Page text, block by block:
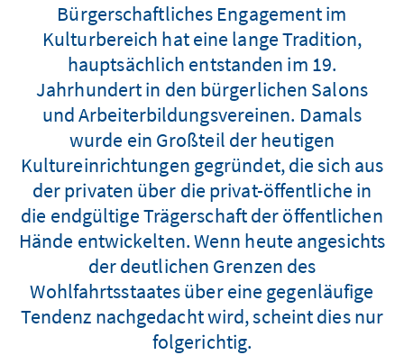
Bürgerschaftliches Engagement im
Kulturbereich hat eine lange Tradition,
hauptsächlich entstanden im 19.
Jahrhundert in den bürgerlichen Salons
und Arbeiterbildungsvereinen. Damals
wurde ein Großteil der heutigen
Kultureinrichtungen gegründet, die sich aus
der privaten über die privat-öffentliche in
die endgültige Trägerschaft der öffentlichen
Hände entwickelten. Wenn heute angesichts
der deutlichen Grenzen des
Wohlfahrtsstaates über eine gegenläufige
Tendenz nachgedacht wird, scheint dies nur
folgerichtig.